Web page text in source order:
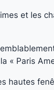
et les
« Paris
hautes